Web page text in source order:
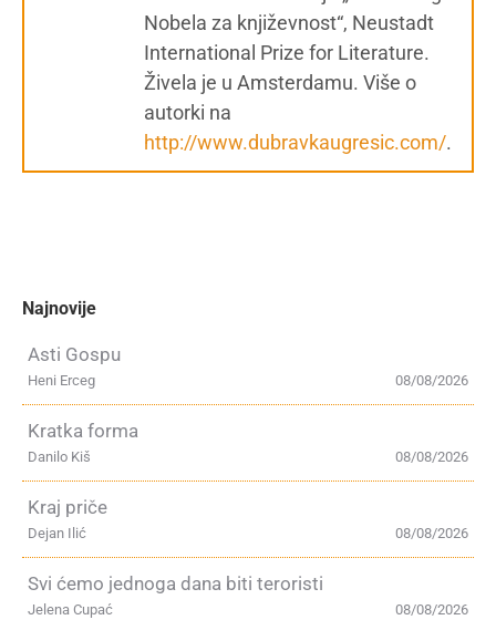
Nobela za književnost“, Neustadt
International Prize for Literature.
Živela je u Amsterdamu. Više o
autorki na
http://www.dubravkaugresic.com/.
Najnovije
Asti Gospu
08/08/2026
Heni Erceg
Kratka forma
08/08/2026
Danilo Kiš
Kraj priče
08/08/2026
Dejan Ilić
Svi ćemo jednoga dana biti teroristi
08/08/2026
Jelena Cupać